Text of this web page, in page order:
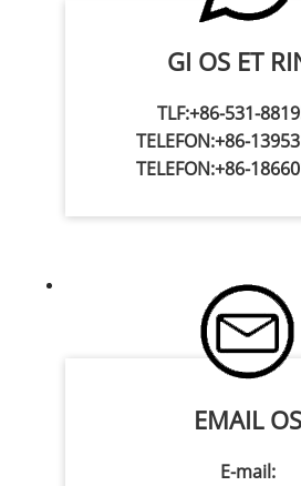
GI OS ET
TLF:+86-531-
TELEFON:+86-
TELEFON:+86-
EMAIL OS
E-mail: